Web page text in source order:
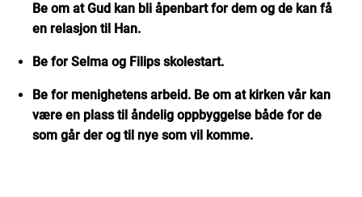
Be om at Gud kan bli åpenbart for dem og de kan få
en relasjon til Han.
Be for Selma og Filips skolestart.
Be for menighetens arbeid. Be om at kirken vår kan
være en plass til åndelig oppbyggelse både for de
som går der og til nye som vil komme.